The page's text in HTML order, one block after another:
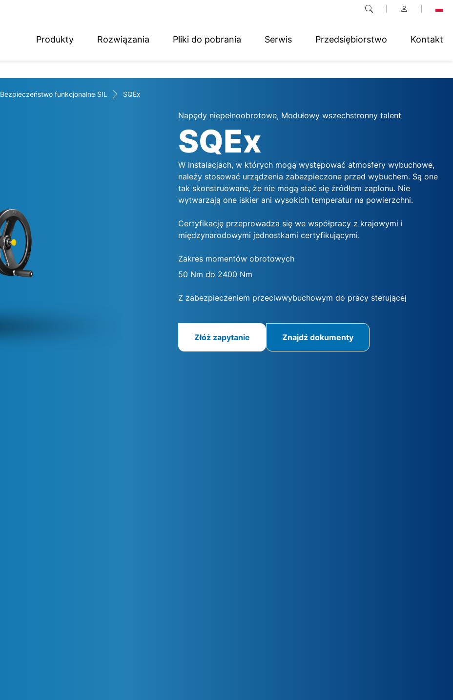
Produkty Rozwiązania Pliki do pobrania Serwis Przedsiębiorstwo Kontakt
Deutsch
Bezpieczeństwo funkcjonalne SIL SQEx
Napędy niepełnoobrotowe, Modułowy wszechstronny talent
SQEx
W instalacjach, w których mogą występować atmosfery wybuchowe,
należy stosować urządzenia zabezpieczone przed wybuchem. Są one
tak skonstruowane, że nie mogą stać się źródłem zapłonu. Nie
wytwarzają one iskier ani wysokich temperatur na powierzchni.
Certyfikację przeprowadza się we współpracy z krajowymi i
międzynarodowymi jednostkami certyfikującymi.
Zakres momentów obrotowych
50 Nm do 2400 Nm
Z zabezpieczeniem przeciwwybuchowym do pracy sterującej
Złóż zapytanie Znajdź dokumenty